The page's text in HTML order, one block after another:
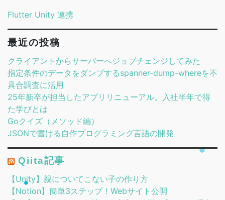
Flutter Unity 連携
最近の投稿
クライアントからサーバーへジョブチェンジしてみた
指定条件のデータをダンプするspanner-dump-whereを不
具合調査に活用
25年新卒が担当したアプリリニューアル。入社半年で得
た学びとは
Goクイズ（メソッド編）
JSONで書ける自作プログラミング言語の開発
Qiita記事
【Unity】親についてこない子の作り方
【Notion】簡単3ステップ！Webサイト公開